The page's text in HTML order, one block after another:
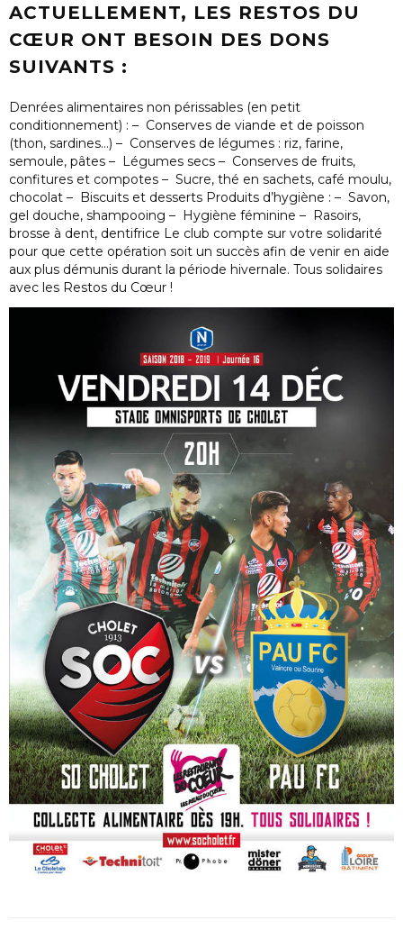
ACTUELLEMENT, LES RESTOS DU
CŒUR ONT BESOIN DES DONS
SUIVANTS :
Denrées alimentaires non périssables (en petit
conditionnement) : – Conserves de viande et de poisson
(thon, sardines…) – Conserves de légumes : riz, farine,
semoule, pâtes – Légumes secs – Conserves de fruits,
confitures et compotes – Sucre, thé en sachets, café moulu,
chocolat – Biscuits et desserts Produits d’hygiène : – Savon,
gel douche, shampooing – Hygiène féminine – Rasoirs,
brosse à dent, dentifrice Le club compte sur votre solidarité
pour que cette opération soit un succès afin de venir en aide
aux plus démunis durant la période hivernale. Tous solidaires
avec les Restos du Cœur !